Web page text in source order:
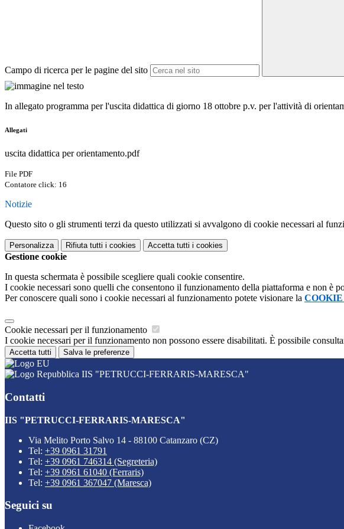
Campo di ricerca per le pagine del sito
In allegato programma per l'uscita didattica di giorno 18 ottobre p.v. per l'attività di
Allegati
uscita didattica per orientamento.pdf
File PDF
Contatore click: 16
Notizie
Questo sito o gli strumenti terzi da questo utilizzati si avvalgono di cookie necessari al
Personalizza Rifiuta tutti i cookies Accetta tutti i cookies
Gestione cookie
In questa schermata è possibile scegliere quali cookie consentire.
I cookie necessari sono quelli che consentono il funzionamento della piattaforma e non è
Per conoscere quali sono i cookie necessari al funzionamento potete visionare la
Cookie necessari per il funzionamento
I cookie necessari per il funzionamento non possono essere disabilitati. È possibile
Accetta tutti Salva le preferenze
IIS "PETRUCCI-FERRARIS-MARESCA"
Contatti
IIS "PETRUCCI-FERRARIS-MARESCA"
Via Melito Porto Salvo 14 - 88100 Catanzaro (CZ)
Tel: +39 0961 31791
Tel: +39 0961 746314 (Segreteria)
Tel: +39 0961 61040 (Ferraris)
Tel: +39 0961 367047 (Maresca)
Seguici su